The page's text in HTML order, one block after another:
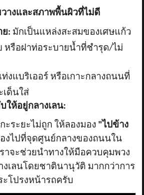
วางและสภาพพื้นผิวที่ไม่ดี
ย: มักเป็นแหล่งสะสมของเศษแก้ว
หรือฝาท่อระบายน้ำที่ชำรุด/ไม่
งแบริเออร์ หรือเกาะกลางถนนที่
เด็นใส่
ให้อยู่กลางเลน:
ระยะไม่ถูก ให้ลองมอง "ไปข้าง
งไปที่จุดศูนย์กลางของถนนใน
ราจะช่วยนำทางให้มือควบคุมพวง
งเลนโดยชาตินานุวัติ มากกว่าการ
ะโปรงหน้ารถครับ